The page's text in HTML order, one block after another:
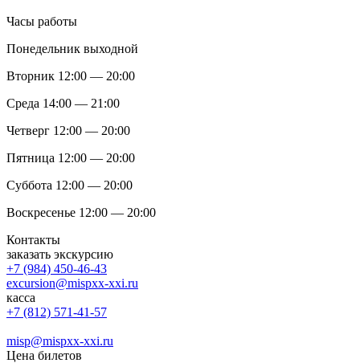
Часы работы
Понедельник выходной
Вторник 12:00 — 20:00
Среда 14:00 — 21:00
Четверг 12:00 — 20:00
Пятница 12:00 — 20:00
Суббота 12:00 — 20:00
Воскресенье 12:00 — 20:00
Контакты
заказать экскурсию
+7 (984) 450-46-43
excursion@mispxx-xxi.ru
касса
+7 (812) 571-41-57
misp@mispxx-xxi.ru
Цена билетов